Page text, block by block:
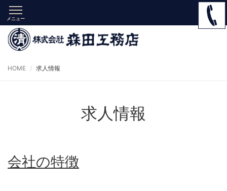
メニュー
HOME 求人情報
求人情報
会社の特徴